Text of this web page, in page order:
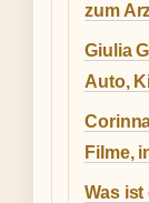
zum
Giulia
Auto,
Filme,
Was